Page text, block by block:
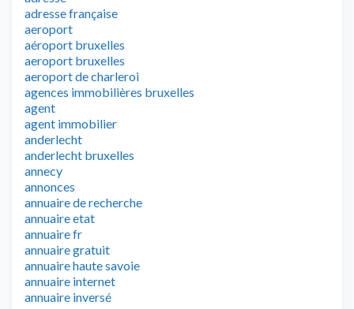
adresse française
aeroport
aéroport bruxelles
aeroport bruxelles
aeroport de charleroi
agences immobilières bruxelles
agent
agent immobilier
anderlecht
anderlecht bruxelles
annecy
annonces
annuaire de recherche
annuaire etat
annuaire fr
annuaire gratuit
annuaire haute savoie
annuaire internet
annuaire inversé